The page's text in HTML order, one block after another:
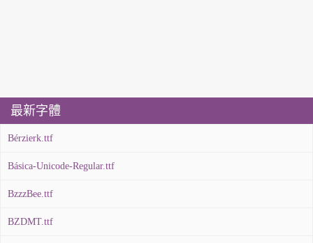
最新字體
Bérzierk.ttf
Básica-Unicode-Regular.ttf
BzzzBee.ttf
BZDMT.ttf